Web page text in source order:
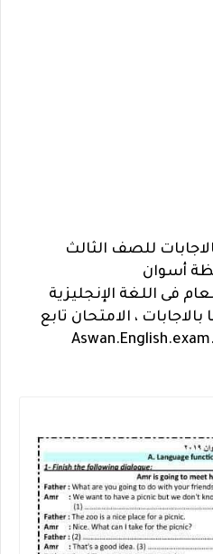
للصف الثالث
أسوان
فى اللغة الإنجليزية
، الامتحان تابع